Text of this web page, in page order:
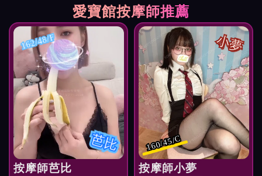
愛寶館按摩師推薦
芭比
162/48/F
按摩師芭比
小夢
160/45/C
按摩師小夢